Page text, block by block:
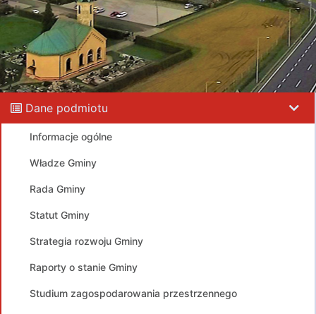
Dane podmiotu
Informacje ogólne
Władze Gminy
Rada Gminy
Statut Gminy
Strategia rozwoju Gminy
Raporty o stanie Gminy
Studium zagospodarowania przestrzennego